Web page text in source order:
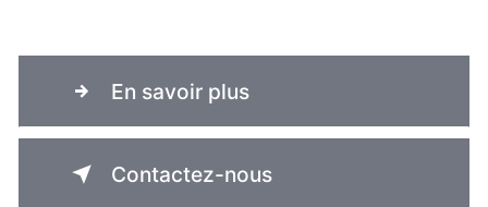
En savoir plus
Contactez-nous